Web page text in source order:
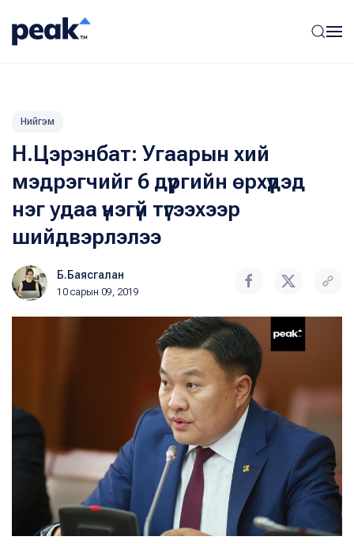
Нийгэм
Н.Цэрэнбат: Угаарын хий
мэдрэгчийг 6 дүүргийн өрхүүдэд
нэг удаа үнэгүй түгээхээр
шийдвэрлэлээ
Б.Баясгалан
10 сарын 09, 2019